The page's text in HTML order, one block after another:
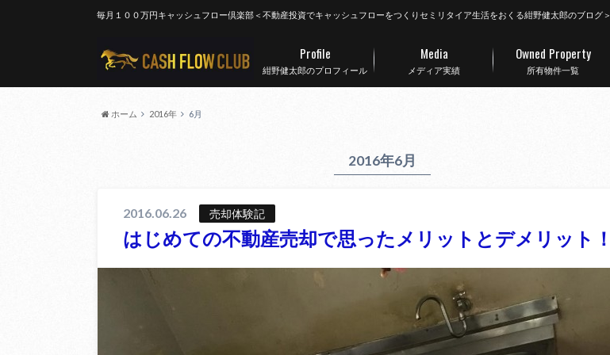
毎月１００万円キャッシュフロー倶楽部＜不動産投資でキャッシュフローをつくりセミリタイア生活をおくる紺野健太郎のブログ＞
紺野健太郎のプロフィール
Profile
メディア実績
Media
所有物件一覧
Owned Property
ホーム 2016年 6月
2016年6月
2016.06.26 売却体験記
はじめての不動産売却で思ったメリットとデメリット！